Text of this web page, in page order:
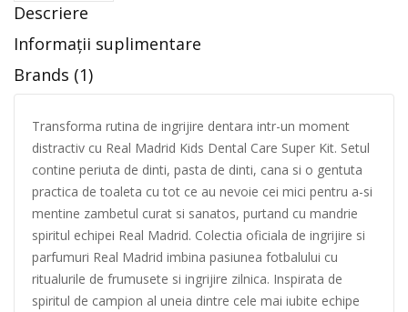
Descriere
Informații suplimentare
Brands (1)
Transforma rutina de ingrijire dentara intr-un moment
distractiv cu Real Madrid Kids Dental Care Super Kit. Setul
contine periuta de dinti, pasta de dinti, cana si o gentuta
practica de toaleta cu tot ce au nevoie cei mici pentru a-si
mentine zambetul curat si sanatos, purtand cu mandrie
spiritul echipei Real Madrid. Colectia oficiala de ingrijire si
parfumuri Real Madrid imbina pasiunea fotbalului cu
ritualurile de frumusete si ingrijire zilnica. Inspirata de
spiritul de campion al uneia dintre cele mai iubite echipe